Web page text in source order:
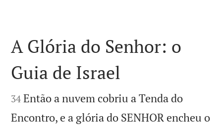

A Glória do Senhor: o
Guia de Israel

34 Então a nuvem cobriu a Tenda do
Encontro, e a glória do SENHOR encheu o